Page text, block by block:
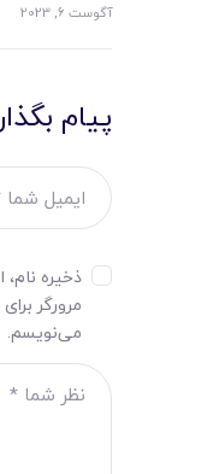
آگوست 6, 2023
پیام
ذخیره
مرورگر
می‌نویسم.